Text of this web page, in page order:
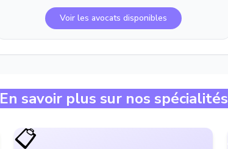
Voir les avocats disponibles
En savoir plus sur nos spécialités
📋